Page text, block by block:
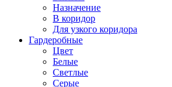
Назначение
В коридор
Для узкого коридора
Гардеробные
Цвет
Белые
Светлые
Серые